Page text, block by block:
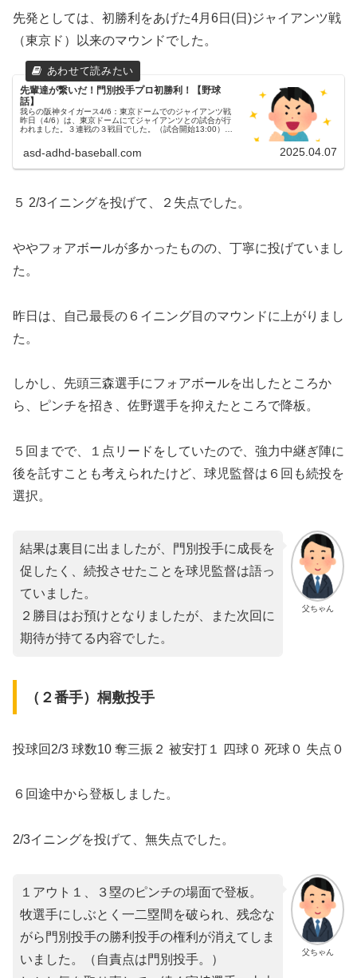
先発としては、初勝利をあげた4月6日(日)ジャイアンツ戦
（東京ド）以来のマウンドでした。
先輩達が繋いだ！門別投手プロ初勝利！【野球
話】
我らの阪神タイガース4/6：東京ドームでのジャイアンツ戦
昨日（4/6）は、東京ドームにてジャイアンツとの試合が行
われました。３連戦の３戦目でした。（試合開始13:00）両
asd-adhd-baseball.com 2025.04.07
５ 2/3イニングを投げて、２失点でした。
ややフォアボールが多かったものの、丁寧に投げていまし
た。
昨日は、自己最長の６イニング目のマウンドに上がりまし
た。
しかし、先頭三森選手にフォアボールを出したところか
ら、ピンチを招き、佐野選手を抑えたところで降板。
５回までで、１点リードをしていたので、強力中継ぎ陣に
後を託すことも考えられたけど、球児監督は６回も続投を
選択。
父ちゃん
結果は裏目に出ましたが、門別投手に成長を
促したく、続投させたことを球児監督は語っ
ていました。
２勝目はお預けとなりましたが、また次回に
期待が持てる内容でした。
（２番手）桐敷投手
投球回2/3 球数10 奪三振２ 被安打１ 四球０ 死球０ 失点０
６回途中から登板しました。
2/3イニングを投げて、無失点でした。
父ちゃん
１アウト１、３塁のピンチの場面で登板。
牧選手にしぶとく一二塁間を破られ、残念な
がら門別投手の勝利投手の権利が消えてしま
いました。（自責点は門別投手。）